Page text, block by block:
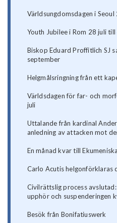
Världsungdomsdagen i
Youth Jubilee i Rom 28 juli
Biskop Eduard Proffitlich SJ
september
Helgmålsringning från ett
Världsdagen för far- och
juli
Uttalande från kardinal
anledning av attacken mot
En månad kvar till
Carlo Acutis helgonförklaras
Civilrättslig process
upphör och suspenderingen
Besök från Bonifatiuswerk